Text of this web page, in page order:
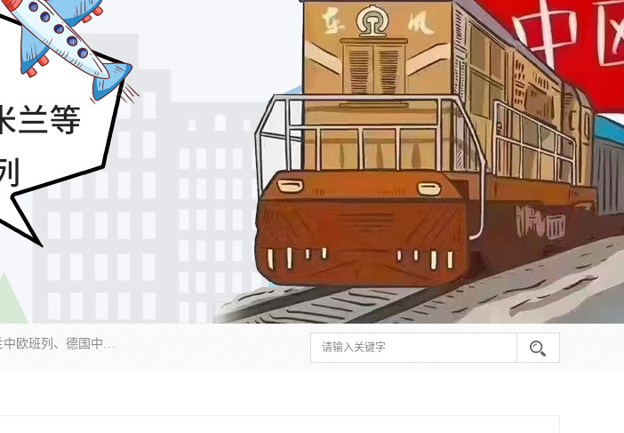
邦赋供应链管理成都有限公司是一家全球性的货物运输代理公司，主要从事：波兰中欧班列、德国中欧班列、出口莫斯科班列、中欧班列进口、蓉欧铁路、成都出口空运等业务，同时亦提供报关、报检、仓储、码头操作等服务。